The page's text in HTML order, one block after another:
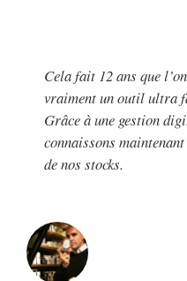
Cela fait 12 ans que
vraiment un outil ultra
Grâce à une gestion
connaissons
de nos stocks.